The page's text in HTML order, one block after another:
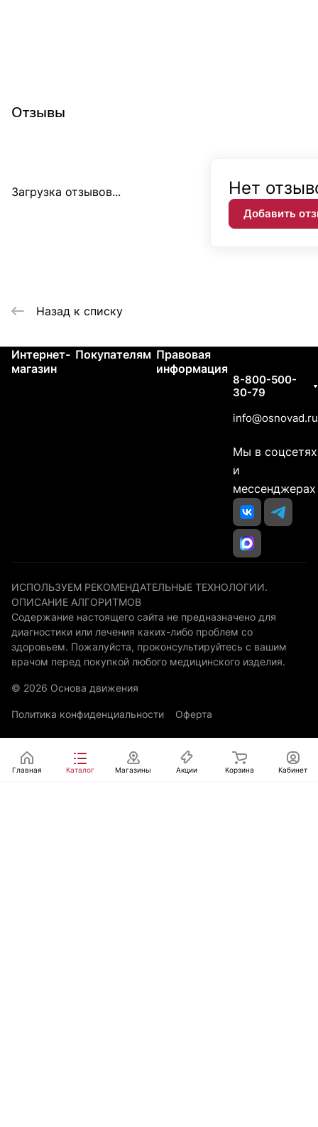
Отзывы
Загрузка отзывов... Нет
Добавить
Назад к списку
Интернет-
магазин
Покупателям Правовая
информация
8-800-500-
30-79
info@osnovad.ru
Мы в соцсетях
и
мессенджерах
ИСПОЛЬЗУЕМ РЕКОМЕНДАТЕЛЬНЫЕ ТЕХНОЛОГИИ.
ОПИСАНИЕ АЛГОРИТМОВ
Содержание настоящего сайта не предназначено для
диагностики или лечения каких-либо проблем со
здоровьем. Пожалуйста, проконсультируйтесь с вашим
врачом перед покупкой любого медицинского изделия.
© 2026 Основа движения
Политика конфиденциальности Оферта
Главная Каталог Магазины Акции Корзина Кабинет